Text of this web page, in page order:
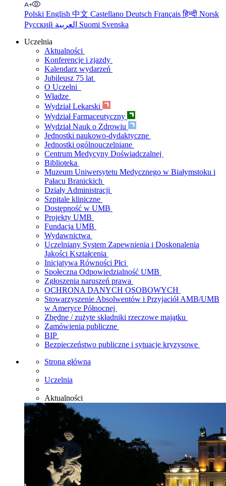
Polski English 中文 Castellano Deutsch Françaisहिन्दी Norsk
Русский
Suomi Svenska
Uczelnia
Aktualności
Konferencje i zjazdy
Kalendarz wydarzeń
Jubileusz 75 lat
O Uczelni
Władze
Wydział Lekarski
Wydział Farmaceutyczny
Wydział Nauk o Zdrowiu
Jednostki naukowo-dydaktyczne
Jednostki ogólnouczelniane
Centrum Medycyny Doświadczalnej
Biblioteka
Muzeum Uniwersytetu Medycznego w Białymstoku i
Pałacu Branickich
Działy Administracji
Szpitale kliniczne
Dostępność w UMB
Projekty UMB
Fundacja UMB
Wydawnictwa
Uczelniany System Zapewnienia i Doskonalenia
Jakości Kształcenia
Inicjatywa Równości Płci
Społeczna Odpowiedzialność UMB
Zgłoszenia naruszeń prawa
OCHRONA DANYCH OSOBOWYCH
Stowarzyszenie Absolwentów i Przyjaciół AMB/UMB
w Ameryce Północnej
Zbędne / zużyte składniki rzeczowe majątku
Zamówienia publiczne
BIP
Bezpieczeństwo publiczne i sytuacje kryzysowe
Strona główna
Uczelnia
Aktualności